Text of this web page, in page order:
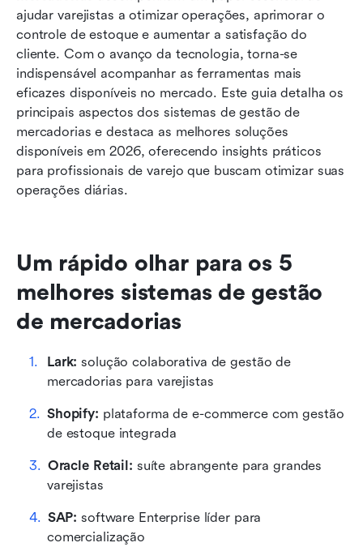
ajudar varejistas a otimizar operações, aprimorar o
controle de estoque e aumentar a satisfação do
cliente. Com o avanço da tecnologia, torna-se
indispensável acompanhar as ferramentas mais
eficazes disponíveis no mercado. Este guia detalha os
principais aspectos dos sistemas de gestão de
mercadorias e destaca as melhores soluções
disponíveis em 2026, oferecendo insights práticos
para profissionais de varejo que buscam otimizar suas
operações diárias.
Um rápido olhar para os 5
melhores sistemas de gestão
de mercadorias
Lark: solução colaborativa de gestão de
mercadorias para varejistas
Shopify: plataforma de e-commerce com gestão
de estoque integrada
Oracle Retail: suíte abrangente para grandes
varejistas
SAP: software Enterprise líder para
comercialização
gestão de mercadorias
Benefícios de usar um sistema de gestão de
mercadorias
Como escolher o sistema de gestão de
mercadorias certo?
Conclusão
Perguntas frequentes